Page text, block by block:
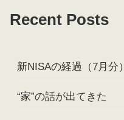
Recent Posts
新NISAの経過（7月分）
“家”の話が出てきた